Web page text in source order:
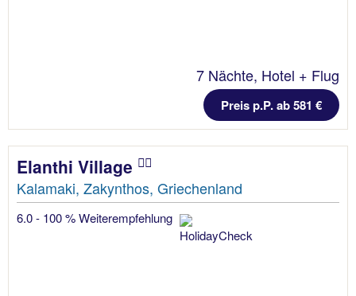
7 Nächte, Hotel + Flug
Preis p.P. ab 581 €
Elanthi Village
Kalamaki, Zakynthos, Griechenland
6.0 - 100 % Weiterempfehlung